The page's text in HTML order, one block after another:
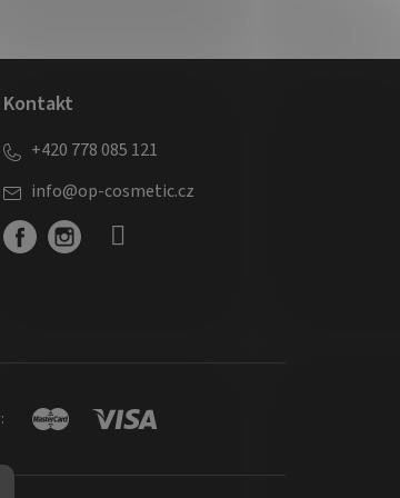
Kontakt
info@op-cosmetic.cz
+420 778 085 121